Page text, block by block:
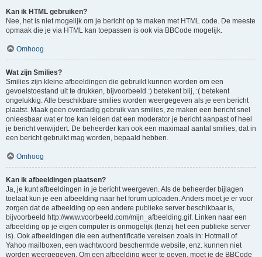
Kan ik HTML gebruiken?
Nee, het is niet mogelijk om je bericht op te maken met HTML code. De meeste
opmaak die je via HTML kan toepassen is ook via BBCode mogelijk.
Omhoog
Wat zijn Smilies?
Smilies zijn kleine afbeeldingen die gebruikt kunnen worden om een
gevoelstoestand uit te drukken, bijvoorbeeld :) betekent blij, :( betekent
ongelukkig. Alle beschikbare smilies worden weergegeven als je een bericht
plaatst. Maak geen overdadig gebruik van smilies, ze maken een bericht snel
onleesbaar wat er toe kan leiden dat een moderator je bericht aanpast of heel
je bericht verwijdert. De beheerder kan ook een maximaal aantal smilies, dat in
een bericht gebruikt mag worden, bepaald hebben.
Omhoog
Kan ik afbeeldingen plaatsen?
Ja, je kunt afbeeldingen in je bericht weergeven. Als de beheerder bijlagen
toelaat kun je een afbeelding naar het forum uploaden. Anders moet je er voor
zorgen dat de afbeelding op een andere publieke server beschikbaar is,
bijvoorbeeld http://www.voorbeeld.com/mijn_afbeelding.gif. Linken naar een
afbeelding op je eigen computer is onmogelijk (tenzij het een publieke server
is). Ook afbeeldingen die een authentificatie vereisen zoals in: Hotmail of
Yahoo mailboxen, een wachtwoord beschermde website, enz. kunnen niet
worden weergegeven. Om een afbeelding weer te geven, moet je de BBCode